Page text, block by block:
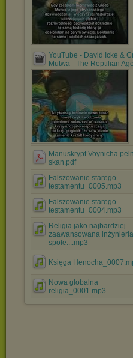
YouTube - David Icke &
Mutwa - The Reptilian
Manuskrypt Voynicha
skan.pdf
Falszowanie starego
testamentu_0005.mp3
Falszowanie starego
testamentu_0004.mp3
Religia jako najbardziej
zaawansowana inżynieria
społe....mp3
Księga
Nowa globalna
religia_0001.mp3